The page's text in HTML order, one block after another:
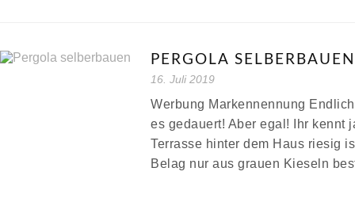
PERGOLA SELBERBAUEN
16. Juli 2019
Werbung Markennennung
es gedauert! Aber egal! Ihr kennt
Terrasse hinter dem Haus riesig
Belag nur aus grauen Kieseln